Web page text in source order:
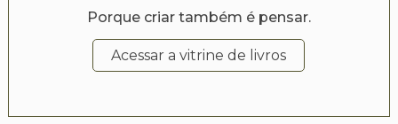
Porque criar também é pensar.
Acessar a vitrine de livros